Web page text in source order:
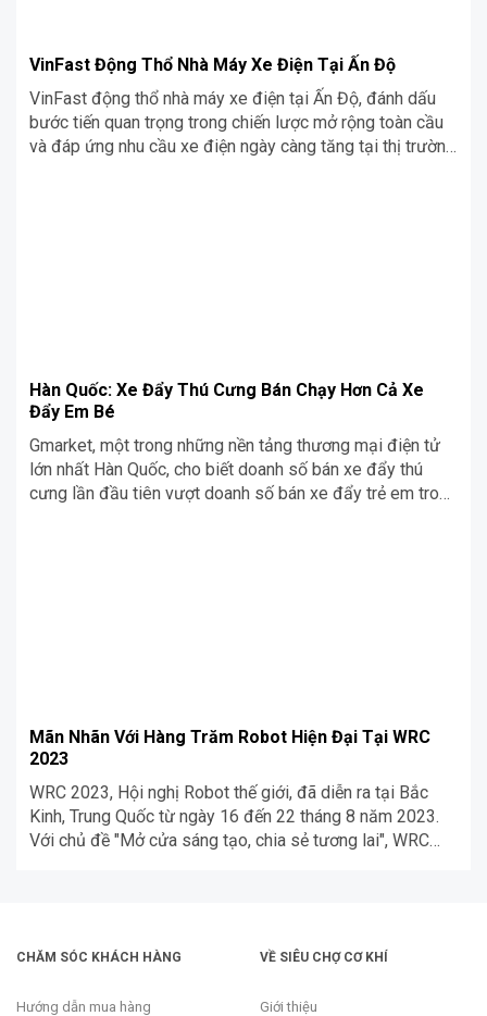
VinFast Động Thổ Nhà Máy Xe Điện Tại Ấn Độ
VinFast động thổ nhà máy xe điện tại Ấn Độ, đánh dấu
bước tiến quan trọng trong chiến lược mở rộng toàn cầu
và đáp ứng nhu cầu xe điện ngày càng tăng tại thị trường
Hàn Quốc: Xe Đẩy Thú Cưng Bán Chạy Hơn Cả Xe
Đẩy Em Bé
Gmarket, một trong những nền tảng thương mại điện tử
lớn nhất Hàn Quốc, cho biết doanh số bán xe đẩy thú
cưng lần đầu tiên vượt doanh số bán xe đẩy trẻ em trong
Mãn Nhãn Với Hàng Trăm Robot Hiện Đại Tại WRC
2023
WRC 2023, Hội nghị Robot thế giới, đã diễn ra tại Bắc
Kinh, Trung Quốc từ ngày 16 đến 22 tháng 8 năm 2023.
Với chủ đề "Mở cửa sáng tạo, chia sẻ tương lai", WRC
CHĂM SÓC KHÁCH HÀNG
Hướng dẫn mua hàng
VỀ SIÊU CHỢ CƠ KHÍ
Giới thiệu